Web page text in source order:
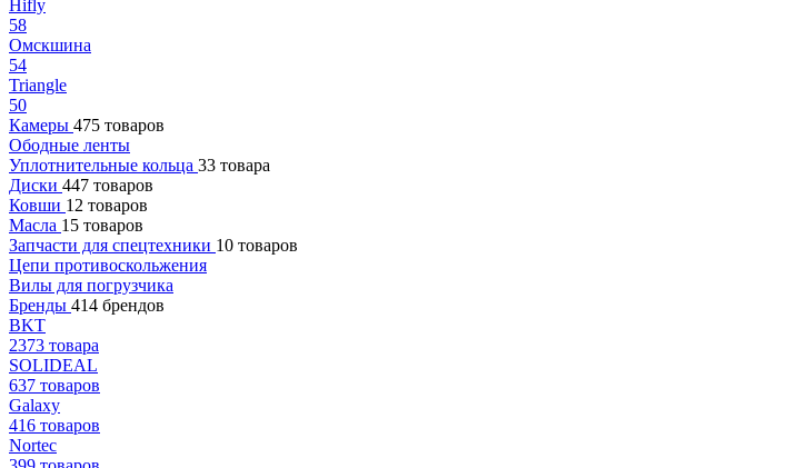
Hifly
58
Омскшина
54
Triangle
50
Камеры 475 товаров
Ободные ленты
Уплотнительные кольца 33 товара
Диски 447 товаров
Ковши 12 товаров
Масла 15 товаров
Запчасти для спецтехники 10 товаров
Цепи противоскольжения
Вилы для погрузчика
Бренды 414 брендов
BKT
2373 товара
SOLIDEAL
637 товаров
Galaxy
416 товаров
Nortec